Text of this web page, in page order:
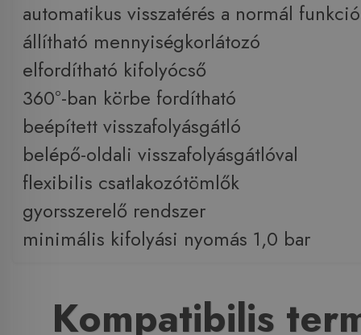
automatikus visszatérés a normál
állítható mennyiségkorlátozó
elfordítható kifolyócső
360°-ban körbe fordítható
beépített visszafolyásgátló
belépő-oldali visszafolyásgátlóval
flexibilis csatlakozótömlők
gyorsszerelő rendszer
minimális kifolyási nyomás 1,0 bar
Kompatibilis